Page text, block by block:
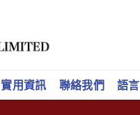
實用資訊 聯絡我們 語言